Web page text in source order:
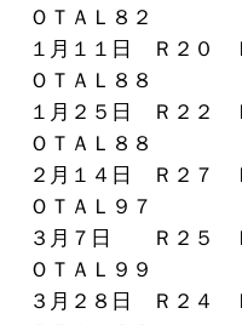
ＯＴＡＬ８２
１月１１日 Ｒ２０
ＯＴＡＬ８８
１月２５日 Ｒ２２
ＯＴＡＬ８８
２月１４日 Ｒ２７
ＯＴＡＬ９７
３月７日 Ｒ２５
ＯＴＡＬ９９
３月２８日 Ｒ２４